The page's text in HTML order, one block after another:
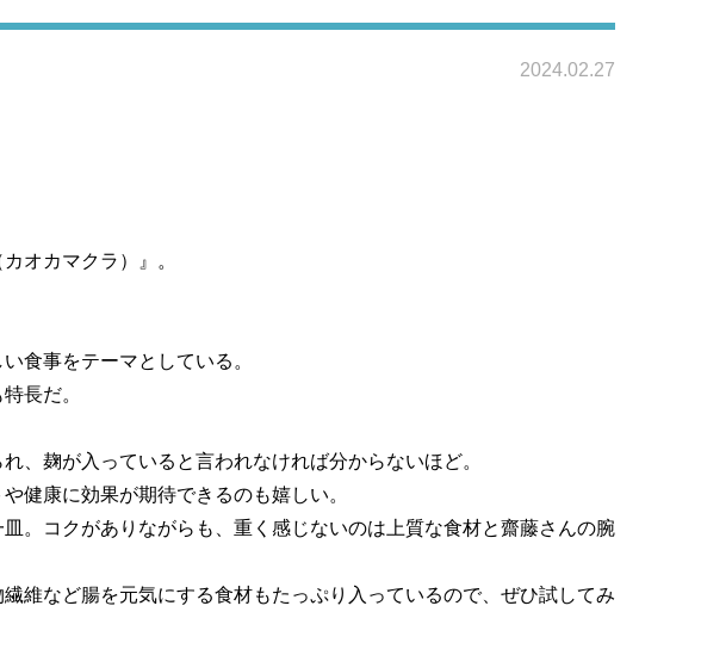
2024.02.27
オカマクラ）』。
食事をテーマとしている。
長だ。
、麹が入っていると言われなければ分からないほど。
健康に効果が期待できるのも嬉しい。
。コクがありながらも、重く感じないのは上質な食材と齋藤さんの腕
維など腸を元気にする食材もたっぷり入っているので、ぜひ試してみ